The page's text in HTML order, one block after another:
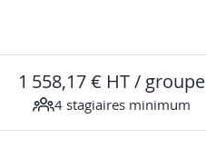
1 558,17 € HT / groupe
4 stagiaires minimum